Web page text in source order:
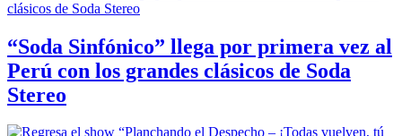
“Soda Sinfónico” llega por primera vez al
Perú con los grandes clásicos de Soda
Stereo